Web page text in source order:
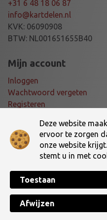
Deze website
ervoor te zorgen
onze website
stemt u in met
Toestaan
Afwijzen
M
I
N
K
R
T
a
t
+31 6 48 18 06 87
info@kartdelen.nl
KVK: 06090908
BTW: NL001651655B40
Mijn account
Inloggen
Wachtwoord vergeten
Registeren
Voorwaarden
Algemene voorwaarden
Verzending- en retourbeleid
Copyright © 2026 Dé online